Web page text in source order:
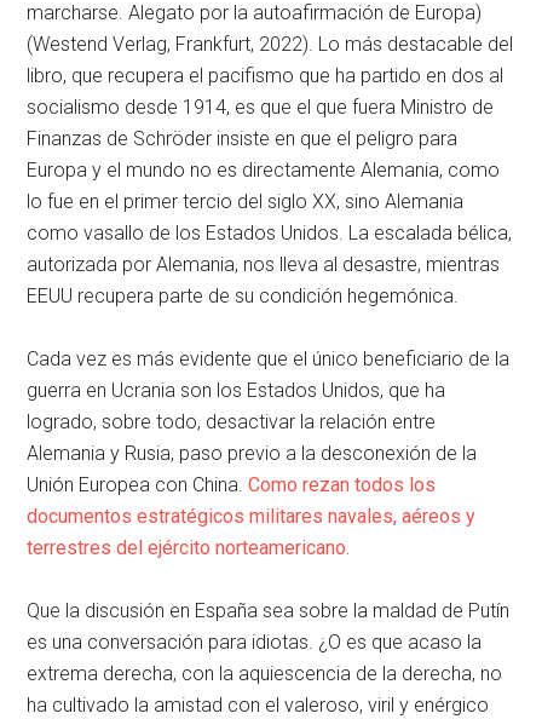
marcharse. Alegato por la autoafirmación de Europa)
(Westend Verlag, Frankfurt, 2022). Lo más destacable del
libro, que recupera el pacifismo que ha partido en dos al
socialismo desde 1914, es que el que fuera Ministro de
Finanzas de Schröder insiste en que el peligro para
Europa y el mundo no es directamente Alemania, como
lo fue en el primer tercio del siglo XX, sino Alemania
como vasallo de los Estados Unidos. La escalada bélica,
autorizada por Alemania, nos lleva al desastre, mientras
EEUU recupera parte de su condición hegemónica.
Cada vez es más evidente que el único beneficiario de la
guerra en Ucrania son los Estados Unidos, que ha
logrado, sobre todo, desactivar la relación entre
Alemania y Rusia, paso previo a la desconexión de la
Unión Europea con China.Como rezan todos los
documentos estratégicos militares navales, aéreos y
terrestres del ejército norteamericano.
Que la discusión en España sea sobre la maldad de Putín
es una conversación para idiotas. ¿O es que acaso la
extrema derecha, con la aquiescencia de la derecha, no
ha cultivado la amistad con el valeroso, viril y enérgico